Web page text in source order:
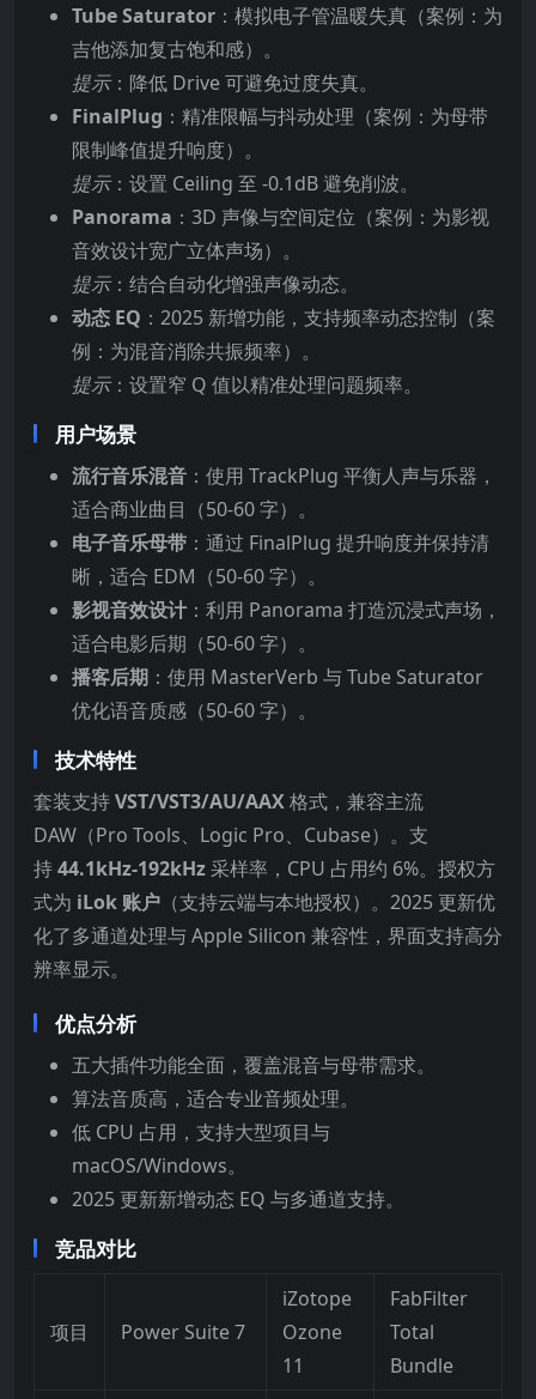
Tube Saturator ：模拟电子管温暖失真（案例：为
吉他添加复古饱和感）。
提示：降低 Drive 可避免过度失真。
FinalPlug ：精准限幅与抖动处理（案例：为母带
限制峰值提升响度）。
提示：设置 Ceiling 至 -0.1dB 避免削波。
Panorama ：3D 声像与空间定位（案例：为影视
音效设计宽广立体声场）。
提示：结合自动化增强声像动态。
动态 EQ ：2025 新增功能，支持频率动态控制（案
例：为混音消除共振频率）。
提示：设置窄 Q 值以精准处理问题频率。
用户场景
流行音乐混音 ：使用 TrackPlug 平衡人声与乐器，
适合商业曲目（50-60 字）。
电子音乐母带 ：通过 FinalPlug 提升响度并保持清
晰，适合 EDM（50-60 字）。
影视音效设计 ：利用 Panorama 打造沉浸式声场，
适合电影后期（50-60 字）。
播客后期 ：使用 MasterVerb 与 Tube Saturator
优化语音质感（50-60 字）。
技术特性
套装支持VST/VST3/AU/AAX格式，兼容主流
DAW（Pro Tools、Logic Pro、Cubase）。支
持44.1kHz-192kHz采样率，CPU 占用约 6%。授权方
式为 iLok 账户 （支持云端与本地授权）。2025 更新优
化了多通道处理与 Apple Silicon 兼容性，界面支持高分
辨率显示。
优点分析
五大插件功能全面，覆盖混音与母带需求。
算法音质高，适合专业音频处理。
低 CPU 占用，支持大型项目与
macOS/Windows。
2025 更新新增动态 EQ 与多通道支持。
竞品对比
项目 Power Suite 7
iZotope
Ozone
11
FabFilter
Total
Bundle